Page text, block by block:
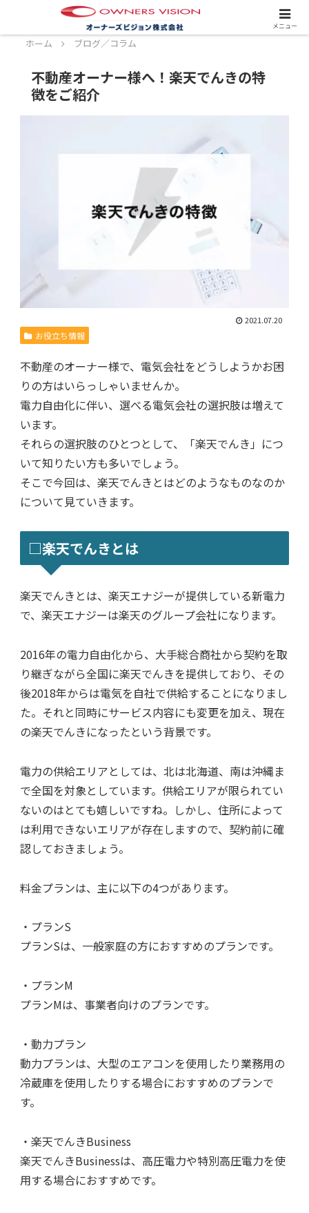
スタッフ募集中！詳しくはこちら！
ホーム ブログ／コラム
不動産オーナー様へ！楽天でんきの特
徴をご紹介
2021.07.20
お役立ち情報
不動産のオーナー様で、電気会社をどうしようかお困
りの方はいらっしゃいませんか。
電力自由化に伴い、選べる電気会社の選択肢は増えて
います。
それらの選択肢のひとつとして、「楽天でんき」につ
いて知りたい方も多いでしょう。
そこで今回は、楽天でんきとはどのようなものなのか
について見ていきます。
□楽天でんきとは
楽天でんきとは、楽天エナジーが提供している新電力
で、楽天エナジーは楽天のグループ会社になります。
2016年の電力自由化から、大手総合商社から契約を取
り継ぎながら全国に楽天でんきを提供しており、その
後2018年からは電気を自社で供給することになりまし
た。それと同時にサービス内容にも変更を加え、現在
の楽天でんきになったという背景です。
電力の供給エリアとしては、北は北海道、南は沖縄ま
で全国を対象としています。供給エリアが限られてい
ないのはとても嬉しいですね。しかし、住所によって
は利用できないエリアが存在しますので、契約前に確
認しておきましょう。
料金プランは、主に以下の4つがあります。
・プランS
プランSは、一般家庭の方におすすめのプランです。
・プランM
プランMは、事業者向けのプランです。
・動力プラン
動力プランは、大型のエアコンを使用したり業務用の
冷蔵庫を使用したりする場合におすすめのプランで
す。
・楽天でんきBusiness
楽天でんきBusinessは、高圧電力や特別高圧電力を使
用する場合におすすめです。
メニュー